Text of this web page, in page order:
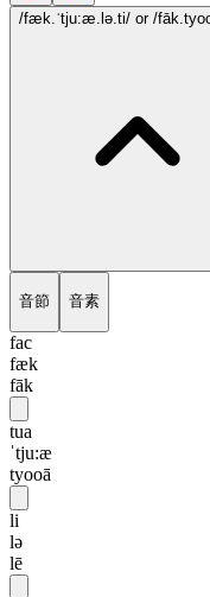
/fæk.ˈtju:æ.lə.ti/ or /
音節 音素
fac
fæk
fāk
tua
ˈtju:æ
tyooā
li
lə
lē